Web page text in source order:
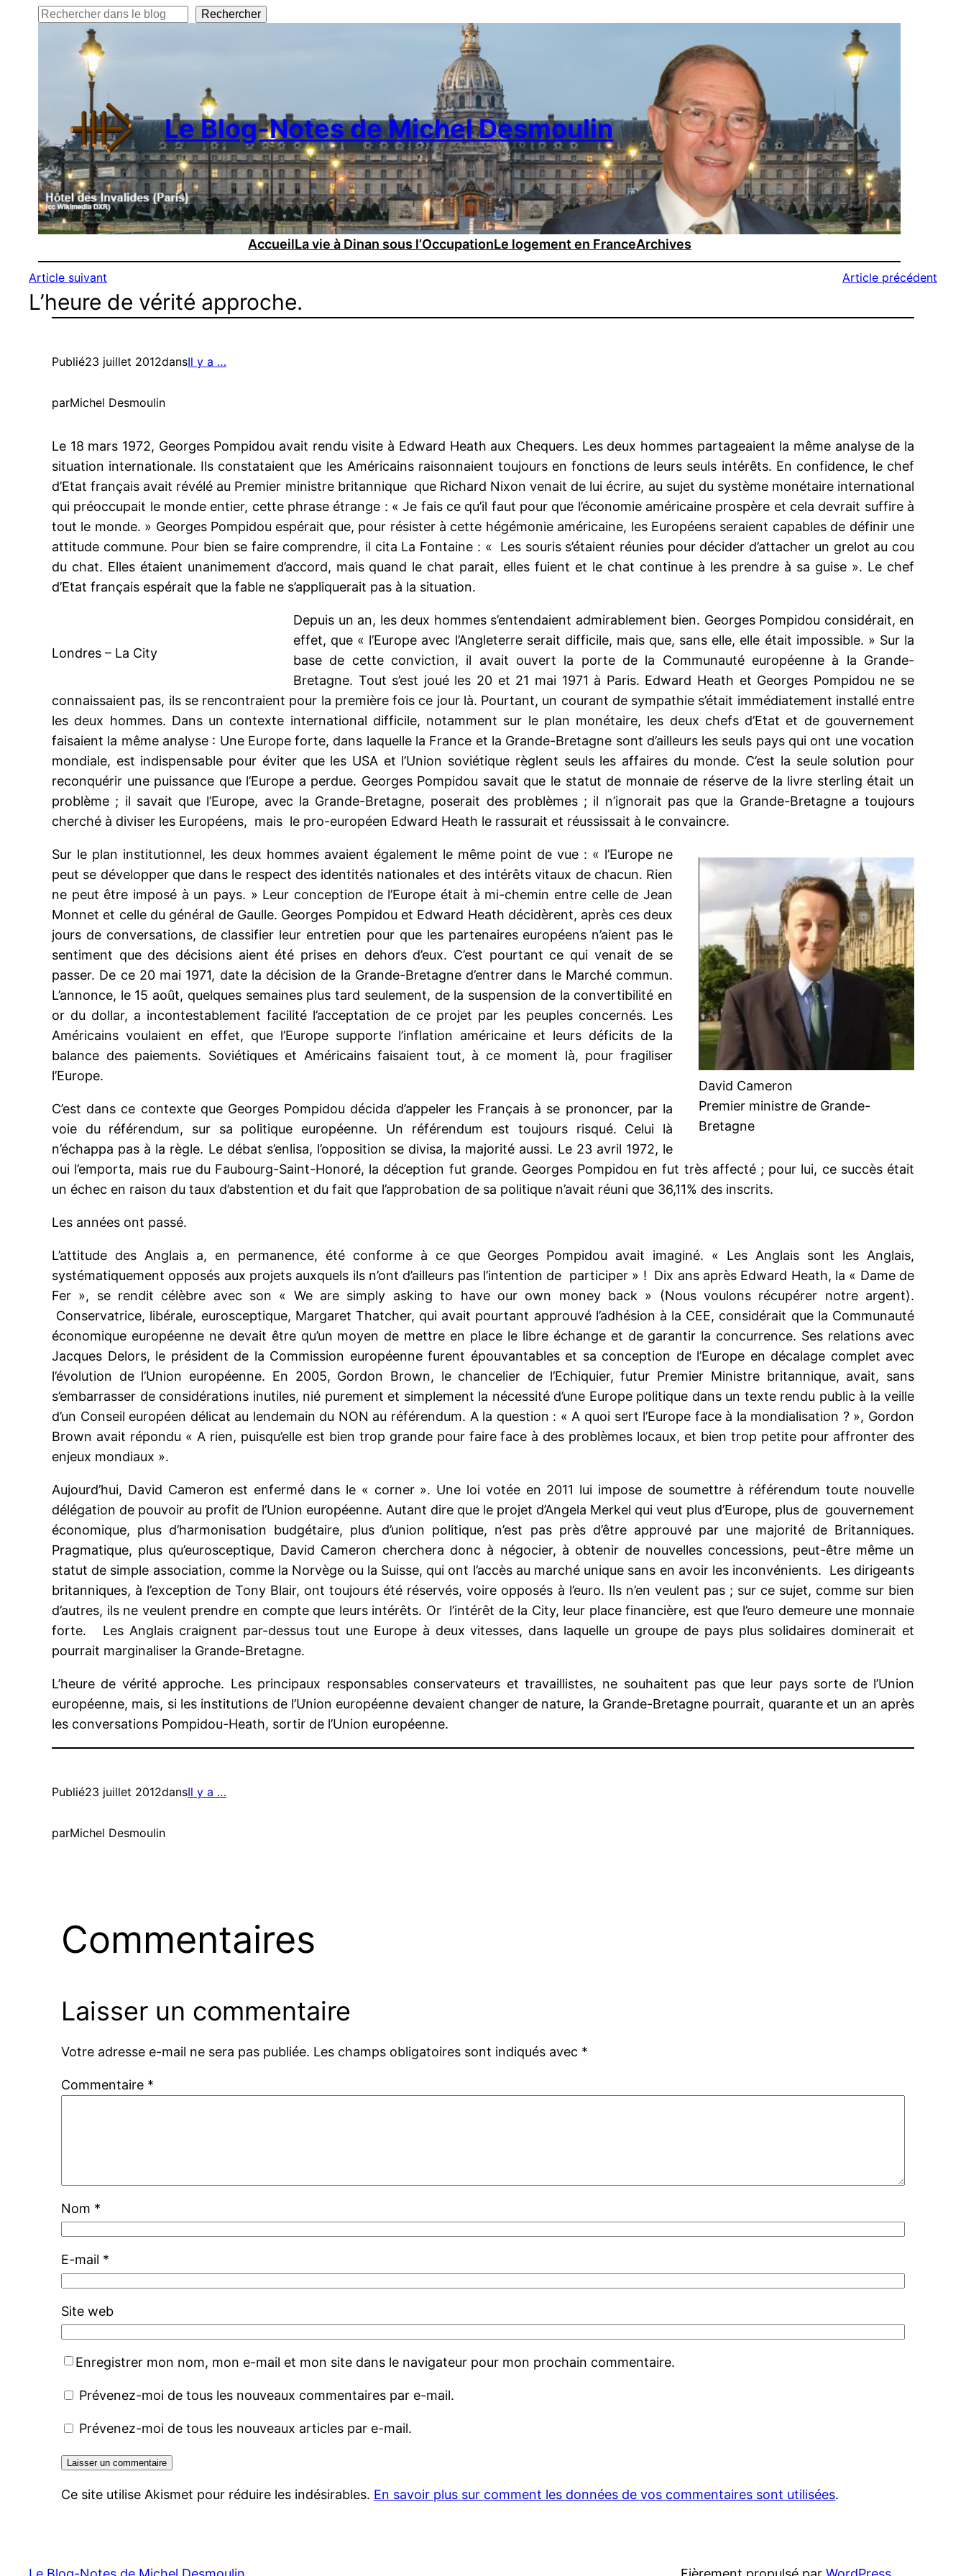
Rechercher Rechercher
Le Blog-Notes de Michel Desmoulin
AccueilLa vie à Dinan sous l’OccupationLe logement en FranceArchives
Article suivant Article précédent
L’heure de vérité approche.
Publié23 juillet 2012dansIl y a …
parMichel Desmoulin
Le 18 mars 1972, Georges Pompidou avait rendu visite à Edward Heath aux Chequers. Les deux hommes partageaient la même analyse de la
situation internationale. Ils constataient que les Américains raisonnaient toujours en fonctions de leurs seuls intérêts. En confidence, le chef
d’Etat français avait révélé au Premier ministre britannique que Richard Nixon venait de lui écrire, au sujet du système monétaire international
qui préoccupait le monde entier, cette phrase étrange : « Je fais ce qu’il faut pour que l’économie américaine prospère et cela devrait suffire à
tout le monde. » Georges Pompidou espérait que, pour résister à cette hégémonie américaine, les Européens seraient capables de définir une
attitude commune. Pour bien se faire comprendre, il cita La Fontaine : « Les souris s’étaient réunies pour décider d’attacher un grelot au cou
du chat. Elles étaient unanimement d’accord, mais quand le chat parait, elles fuient et le chat continue à les prendre à sa guise ». Le chef
d’Etat français espérait que la fable ne s’appliquerait pas à la situation.
Londres – La City
Depuis un an, les deux hommes s’entendaient admirablement bien. Georges Pompidou considérait, en
effet, que « l’Europe avec l’Angleterre serait difficile, mais que, sans elle, elle était impossible. » Sur la
base de cette conviction, il avait ouvert la porte de la Communauté européenne à la Grande-
Bretagne. Tout s’est joué les 20 et 21 mai 1971 à Paris. Edward Heath et Georges Pompidou ne se
connaissaient pas, ils se rencontraient pour la première fois ce jour là. Pourtant, un courant de sympathie s’était immédiatement installé entre
les deux hommes. Dans un contexte international difficile, notamment sur le plan monétaire, les deux chefs d’Etat et de gouvernement
faisaient la même analyse : Une Europe forte, dans laquelle la France et la Grande-Bretagne sont d’ailleurs les seuls pays qui ont une vocation
mondiale, est indispensable pour éviter que les USA et l’Union soviétique règlent seuls les affaires du monde. C’est la seule solution pour
reconquérir une puissance que l’Europe a perdue. Georges Pompidou savait que le statut de monnaie de réserve de la livre sterling était un
problème ; il savait que l’Europe, avec la Grande-Bretagne, poserait des problèmes ; il n’ignorait pas que la Grande-Bretagne a toujours
cherché à diviser les Européens, mais le pro-européen Edward Heath le rassurait et réussissait à le convaincre.
David Cameron
Premier ministre de Grande-
Bretagne
Sur le plan institutionnel, les deux hommes avaient également le même point de vue : « l’Europe ne
peut se développer que dans le respect des identités nationales et des intérêts vitaux de chacun. Rien
ne peut être imposé à un pays. » Leur conception de l’Europe était à mi-chemin entre celle de Jean
Monnet et celle du général de Gaulle. Georges Pompidou et Edward Heath décidèrent, après ces deux
jours de conversations, de classifier leur entretien pour que les partenaires européens n’aient pas le
sentiment que des décisions aient été prises en dehors d’eux. C’est pourtant ce qui venait de se
passer. De ce 20 mai 1971, date la décision de la Grande-Bretagne d’entrer dans le Marché commun.
L’annonce, le 15 août, quelques semaines plus tard seulement, de la suspension de la convertibilité en
or du dollar, a incontestablement facilité l’acceptation de ce projet par les peuples concernés. Les
Américains voulaient en effet, que l’Europe supporte l’inflation américaine et leurs déficits de la
balance des paiements. Soviétiques et Américains faisaient tout, à ce moment là, pour fragiliser
l’Europe.
C’est dans ce contexte que Georges Pompidou décida d’appeler les Français à se prononcer, par la
voie du référendum, sur sa politique européenne. Un référendum est toujours risqué. Celui là
n’échappa pas à la règle. Le débat s’enlisa, l’opposition se divisa, la majorité aussi. Le 23 avril 1972, le
oui l’emporta, mais rue du Faubourg-Saint-Honoré, la déception fut grande. Georges Pompidou en fut très affecté ; pour lui, ce succès était
un échec en raison du taux d’abstention et du fait que l’approbation de sa politique n’avait réuni que 36,11% des inscrits.
Les années ont passé.
L’attitude des Anglais a, en permanence, été conforme à ce que Georges Pompidou avait imaginé. « Les Anglais sont les Anglais,
systématiquement opposés aux projets auxquels ils n’ont d’ailleurs pas l’intention de participer » ! Dix ans après Edward Heath, la « Dame de
Fer », se rendit célèbre avec son « We are simply asking to have our own money back » (Nous voulons récupérer notre argent).
Conservatrice, libérale, eurosceptique, Margaret Thatcher, qui avait pourtant approuvé l’adhésion à la CEE, considérait que la Communauté
économique européenne ne devait être qu’un moyen de mettre en place le libre échange et de garantir la concurrence. Ses relations avec
Jacques Delors, le président de la Commission européenne furent épouvantables et sa conception de l’Europe en décalage complet avec
l’évolution de l’Union européenne. En 2005, Gordon Brown, le chancelier de l’Echiquier, futur Premier Ministre britannique, avait, sans
s’embarrasser de considérations inutiles, nié purement et simplement la nécessité d’une Europe politique dans un texte rendu public à la veille
d’un Conseil européen délicat au lendemain du NON au référendum. A la question : « A quoi sert l’Europe face à la mondialisation ? », Gordon
Brown avait répondu « A rien, puisqu’elle est bien trop grande pour faire face à des problèmes locaux, et bien trop petite pour affronter des
enjeux mondiaux ».
Aujourd’hui, David Cameron est enfermé dans le « corner ». Une loi votée en 2011 lui impose de soumettre à référendum toute nouvelle
délégation de pouvoir au profit de l’Union européenne. Autant dire que le projet d’Angela Merkel qui veut plus d’Europe, plus de gouvernement
économique, plus d’harmonisation budgétaire, plus d’union politique, n’est pas près d’être approuvé par une majorité de Britanniques.
Pragmatique, plus qu’eurosceptique, David Cameron cherchera donc à négocier, à obtenir de nouvelles concessions, peut-être même un
statut de simple association, comme la Norvège ou la Suisse, qui ont l’accès au marché unique sans en avoir les inconvénients. Les dirigeants
britanniques, à l’exception de Tony Blair, ont toujours été réservés, voire opposés à l’euro. Ils n’en veulent pas ; sur ce sujet, comme sur bien
d’autres, ils ne veulent prendre en compte que leurs intérêts. Or l’intérêt de la City, leur place financière, est que l’euro demeure une monnaie
forte. Les Anglais craignent par-dessus tout une Europe à deux vitesses, dans laquelle un groupe de pays plus solidaires dominerait et
pourrait marginaliser la Grande-Bretagne.
L’heure de vérité approche. Les principaux responsables conservateurs et travaillistes, ne souhaitent pas que leur pays sorte de l’Union
européenne, mais, si les institutions de l’Union européenne devaient changer de nature, la Grande-Bretagne pourrait, quarante et un an après
les conversations Pompidou-Heath, sortir de l’Union européenne.
Publié23 juillet 2012dansIl y a …
parMichel Desmoulin
Commentaires
Laisser un commentaire
Votre adresse e-mail ne sera pas publiée. Les champs obligatoires sont indiqués avec *
Commentaire *
Nom *
E-mail *
Site web
Enregistrer mon nom, mon e-mail et mon site dans le navigateur pour mon prochain commentaire.
Prévenez-moi de tous les nouveaux commentaires par e-mail.
Prévenez-moi de tous les nouveaux articles par e-mail.
Ce site utilise Akismet pour réduire les indésirables. En savoir plus sur comment les données de vos commentaires sont utilisées.